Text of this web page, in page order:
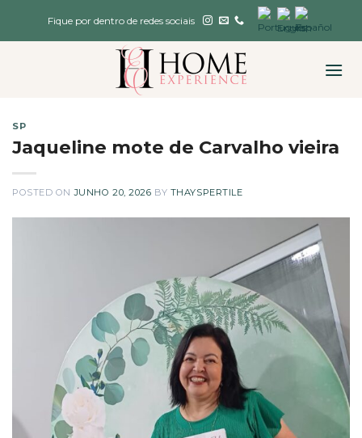
Fique por dentro de redes sociais
SP
Jaqueline mote de Carvalho vieira
POSTED ONJUNHO 20, 2026 BY THAYSPERTILE